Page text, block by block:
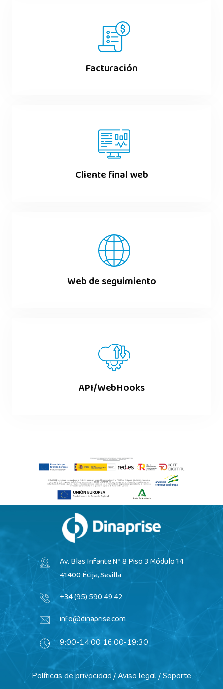
Facturación
Cliente final web
Web de seguimiento
API/WebHooks
Av. Blas Infante Nº 8 Piso 3 Módulo 14
41400 Écija, Sevilla
+34 (95) 590 49 42
info@dinaprise.com
9:00-14:00 16:00-19:30
Políticas de privacidad / Aviso legal / Soporte